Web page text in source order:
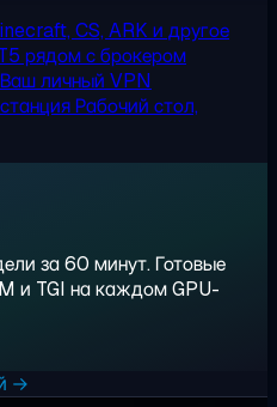
CS, ARK и другое
рядом с брокером
Ваш личный VPN
Рабочий стол,
за 60 минут. Готовые
и TGI на каждом GPU-
→